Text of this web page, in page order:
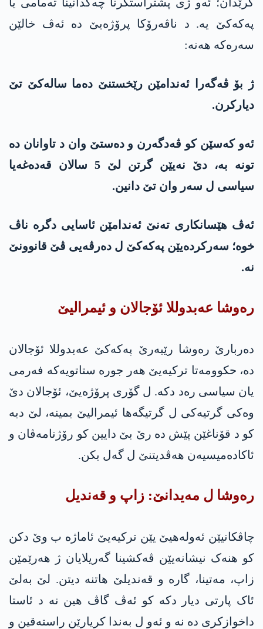
گرێدان؛ ئەو ژی پشتراستکرنا چەکدانینا تەمامی یا
په‌كه‌كێ یە. د ناڤەرۆکا پرۆژەیێ دە ئەڤ خالێن
سەرەکە ھەنە:
ژ بۆ ڤەگەرا ئەندامێن رێخستنێ دەما سالەکێ تێ
دیارکرن.
ئەو کەسێن کو ڤەدگەرن و دەستێ وان د تاوانان دە
تونە بە، دێ نەیێن گرتن لێ 5 سالان قەدەغەیا
سیاسی ل سەر وان تێ دانین.
ئەڤ ھێسانکاری تەنێ ئەندامێن ئاسایی دگرە ناڤ
خوە؛ سەرکردەیێن په‌كه‌كێ ل دەرڤەیی ڤێ قانوونێ
نە.
رەوشا عه‌بدوللا ئۆجالان و ئیمرالیێ
دەربارێ رەوشا رێبەرێ په‌كه‌كێ عه‌بدوللا ئۆجالان
دە، حكوومه‌تا ترکیەیێ ھەر جورە ستاتویەکە فەرمی
یان سیاسی رەد دکە. ل گۆری پرۆژەیێ، ئۆجالان دێ
وەکی گرتیەکی ل گرتیگەھا ئیمرالیێ بمینە، لێ دبە
کو د قۆناغێن پێش دە رێ بێ دایین کو رۆژنامەڤان و
ئاکادەمیسیەن ھەڤدیتنێ ل گەل بکن.
رەوشا ل مەیدانێ: زاپ و قەندیل
چاڤکانیێن ئەولەھیێ یێن ترکیەیێ ئاماژە ب وێ دکن
کو ھنەک نیشانەیێن ڤەکشینا گەریلایان ژ ھەرێمێن
زاپ، مەتینا، گاره‌ و قەندیلێ ھاتنە دیتن. لێ بەلێ
ئاک پارتی دیار دکە کو ئەڤ گاڤ ھین نە د ئاستا
داخوازکری دە نە و ئەو ل بەندا کریارێن راستەقین و